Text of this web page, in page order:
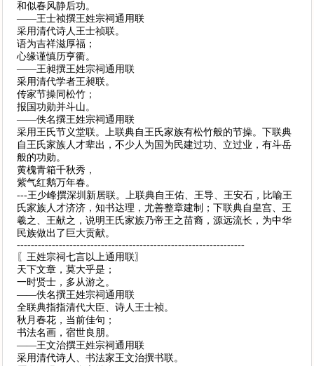
和似春风静后功。
——王士祯撰王姓宗祠通用联
采用清代诗人王士祯联。
语为吉祥滋厚福；
心缘谨慎历亨衢。
——王昶撰王姓宗祠通用联
采用清代学者王昶联。
传家节操同松竹；
报国功勋并斗山。
——佚名撰王姓宗祠通用联
采用王氏节义堂联。上联典自王氏家族有松竹般的节操。下联典
自王氏家族人才辈出，不少人为国为民建过功、立过业，有斗岳
般的功勋。
黄槐青箱千秋秀，
紫气红鹅万年春。
---王少峰撰深圳新居联。上联典自王佑、王导、王安石，比喻王
氏家族人才济济，知书达理，尤善整章建制；下联典自皇宫、王
羲之、王献之，说明王氏家族乃帝王之苗裔，源远流长，为中华
民族做出了巨大贡献。
-----------------------------------------------------------------
〖王姓宗祠七言以上通用联〗
天下文章，莫大乎是；
一时贤士，多从游之。
——佚名撰王姓宗祠通用联
全联典指指清代大臣、诗人王士祯。
秋月春花，当前佳句；
书法名画，宿世良朋。
——王文治撰王姓宗祠通用联
采用清代诗人、书法家王文治撰书联。